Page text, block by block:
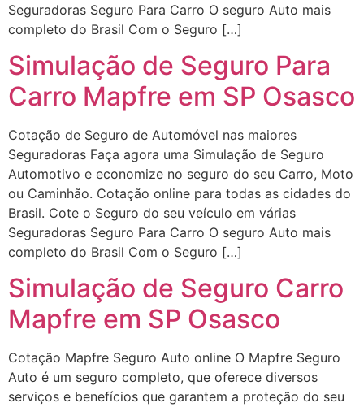
Seguradoras Seguro Para Carro O seguro Auto mais
completo do Brasil Com o Seguro […]
Simulação de Seguro Para
Carro Mapfre em SP Osasco
Cotação de Seguro de Automóvel nas maiores
Seguradoras Faça agora uma Simulação de Seguro
Automotivo e economize no seguro do seu Carro, Moto
ou Caminhão. Cotação online para todas as cidades do
Brasil. Cote o Seguro do seu veículo em várias
Seguradoras Seguro Para Carro O seguro Auto mais
completo do Brasil Com o Seguro […]
Simulação de Seguro Carro
Mapfre em SP Osasco
Cotação Mapfre Seguro Auto online O Mapfre Seguro
Auto é um seguro completo, que oferece diversos
serviços e benefícios que garantem a proteção do seu